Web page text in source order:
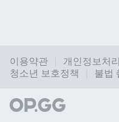
이용약관
개인정보처
청소년 보호정책
불법